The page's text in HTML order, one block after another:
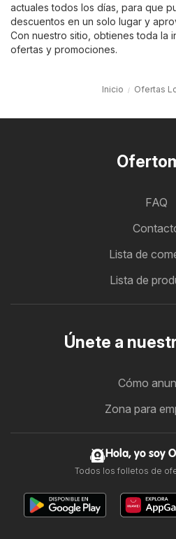
actuales todos los días, para que
descuentos en un solo lugar y
Con nuestro sitio, obtienes toda la
ofertas y promociones.
Inicio Ofertas
FAQ
Lista de
Lista de
Únete a
Cómo
Zona para
Hola, yo soy
Todos los folletos de